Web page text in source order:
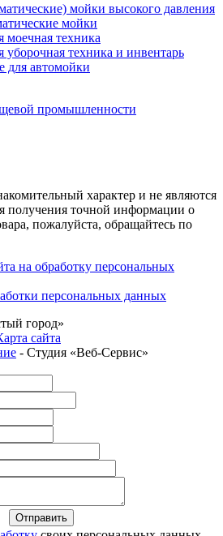
мойки высокого давления
мойки
моечная техника
уборочная техника и инвентарь
для автомойки
промышленности
характер и не являются
получения точной информации о
пожалуйста, обращайтесь по
на обработку персональных
персональных данных
город»
сайта
- Студия «Веб-Cервис»
Отправить